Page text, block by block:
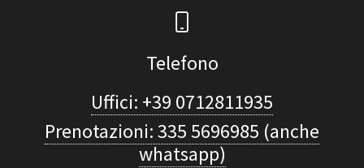
Telefono
Uffici: +39 0712811935
Prenotazioni: 335 5696985 (anche
whatsapp)